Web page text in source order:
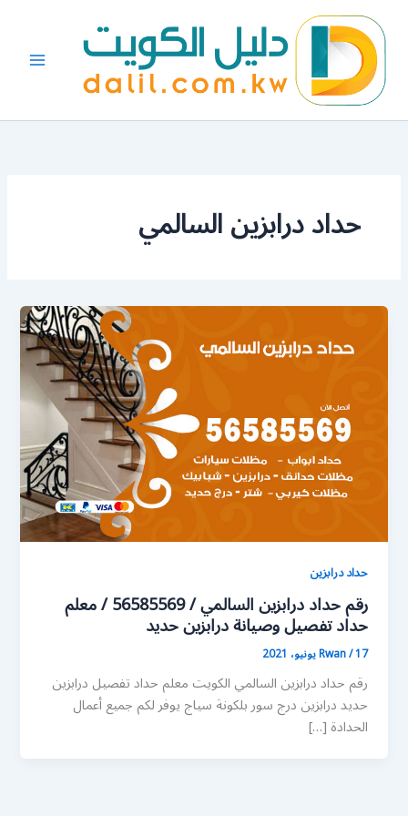
المحتوى
حداد درابزين السالمي
حداد درابزين
رقم حداد درابزين السالمي / 56585569 / معلم
حداد تفصيل وصيانة درابزين حديد
Rwan/17 يونيو، 2021
رقم حداد درابزين السالمي الكويت معلم حداد تفصيل درابزين
حديد درابزين درج سور بلكونة سياج يوفر لكم جميع أعمال
الحدادة […]